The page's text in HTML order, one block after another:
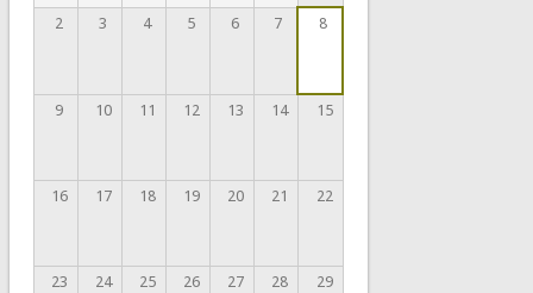
2 3 4 5 6 7 8
9 10 11 12 13 14 15
16 17 18 19 20 21 22
23 24 25 26 27 28 29